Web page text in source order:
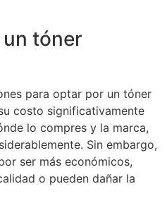
un tóner
para optar por un tóner
costo significativamente
lo compres y la marca,
Sin embargo,
ser más económicos,
o pueden dañar la